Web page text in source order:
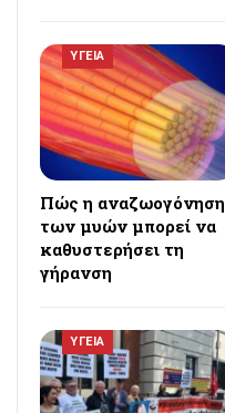
ΥΓΕΙΑ
Πώς η αναζωογόνηση
των μυών μπορεί να
καθυστερήσει τη
γήρανση
ΥΓΕΙΑ